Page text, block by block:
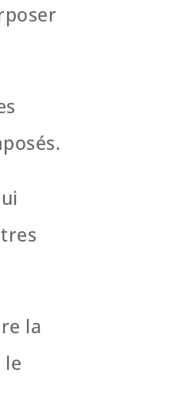
la
le